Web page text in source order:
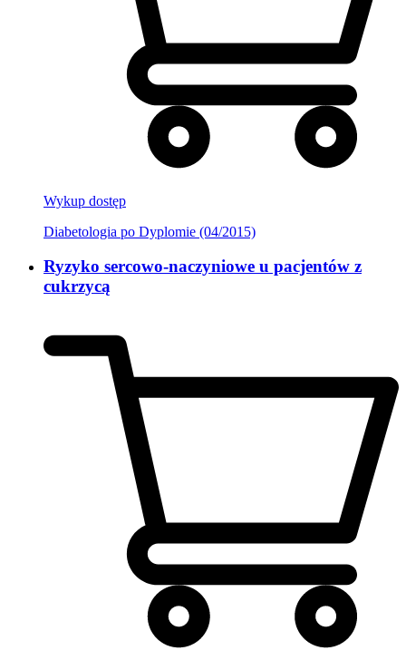
Wykup dostęp
Diabetologia po Dyplomie (04/2015)
Ryzyko sercowo-naczyniowe u pacjentów z
cukrzycą